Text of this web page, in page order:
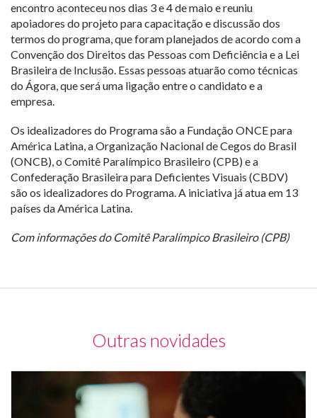
encontro aconteceu nos dias 3 e 4 de maio e reuniu
apoiadores do projeto para capacitação e discussão dos
termos do programa, que foram planejados de acordo com a
Convenção dos Direitos das Pessoas com Deficiência e a Lei
Brasileira de Inclusão. Essas pessoas atuarão como técnicas
do Ágora, que será uma ligação entre o candidato e a
empresa.
Os idealizadores do Programa são a Fundação ONCE para
América Latina, a Organização Nacional de Cegos do Brasil
(ONCB), o Comitê Paralímpico Brasileiro (CPB) e a
Confederação Brasileira para Deficientes Visuais (CBDV)
são os idealizadores do Programa. A iniciativa já atua em 13
países da América Latina.
Com informações do Comitê Paralímpico Brasileiro (CPB)
Outras novidades